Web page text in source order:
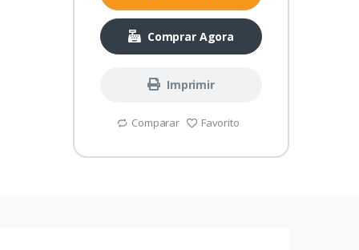
Comprar Agora
Imprimir
Comparar Favorito